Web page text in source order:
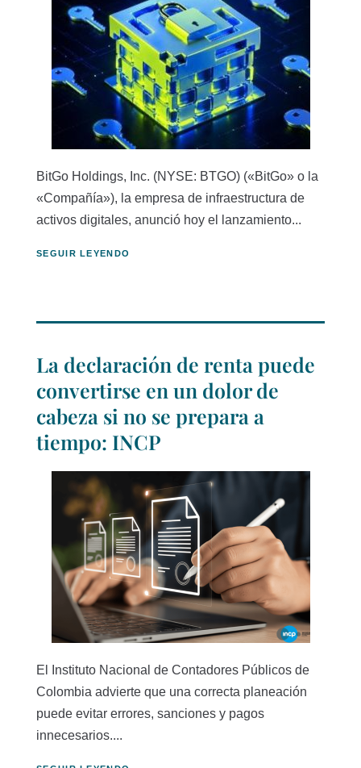
BitGo Holdings, Inc. (NYSE: BTGO) («BitGo» o la
«Compañía»), la empresa de infraestructura de
activos digitales, anunció hoy el lanzamiento...
SEGUIR LEYENDO
La declaración de renta puede
convertirse en un dolor de
cabeza si no se prepara a
tiempo: INCP
El Instituto Nacional de Contadores Públicos de
Colombia advierte que una correcta planeación
puede evitar errores, sanciones y pagos
innecesarios....